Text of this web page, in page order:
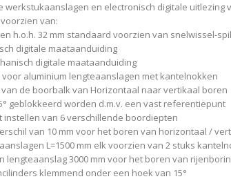
werkstukaanslagen en electronisch digitale uitlezing
van:
h.o.h. 32 mm standaard voorzien van snelwissel-
digitale maataanduiding
digitale maataanduiding
aluminium lengteaanslagen met kantelnokken
de boorbalk van Horizontaal naar vertikaal boren
geblokkeerd worden d.m.v. een vast referentiepunt
instellen van 6 verschillende boordiepten
van 10 mm voor het boren van horizontaal /
L=1500 mm elk voorzien van 2 stuks
lengteaanslag 3000 mm voor het boren van
klemmend onder een hoek van 15°